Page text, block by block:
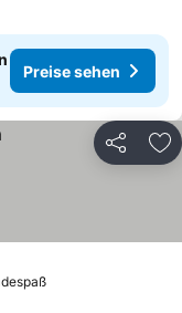
Preise sehen
Teilen